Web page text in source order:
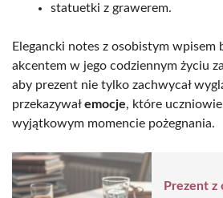
statuetki z grawerem.
Elegancki notes z osobistym wpisem
akcentem w jego codziennym życiu
aby prezent nie tylko zachwycał
przekazywałemocje, które
wyjątkowym momencie pożegnania.
Prezent z